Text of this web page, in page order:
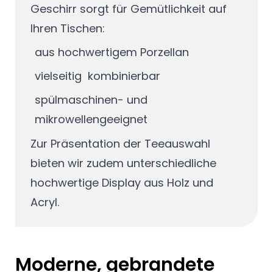
Geschirr sorgt für Gemütlichkeit auf
Ihren Tischen:
aus hochwertigem Porzellan
vielseitig kombinierbar
spülmaschinen- und
mikrowellengeeignet
Zur Präsentation der Teeauswahl
bieten wir zudem unterschiedliche
hochwertige Display aus Holz und
Acryl.
Moderne, gebrandete